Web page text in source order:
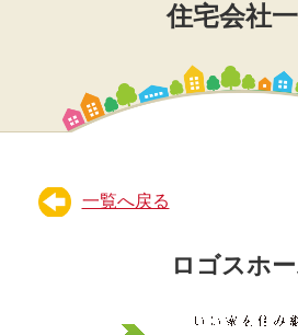
住宅会社
一覧へ戻る
ロゴスホ